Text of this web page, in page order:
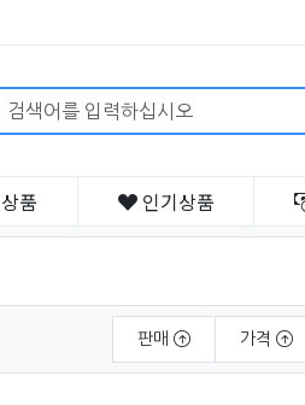
검색어 필수
상품 인기상품
판매 가격